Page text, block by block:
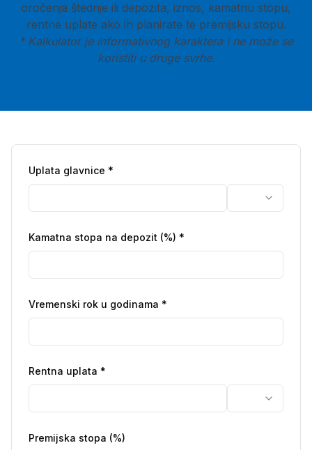
oročenja štednje ili depozita, iznos, kamatnu stopu,
rentne uplate ako ih planirate te premijsku stopu.
* Kalkulator je informativnog karaktera i ne može se
koristiti u druge svrhe.
Uplata glavnice *
Kamatna stopa na depozit (%) *
Vremenski rok u godinama *
Rentna uplata *
Premijska stopa (%)